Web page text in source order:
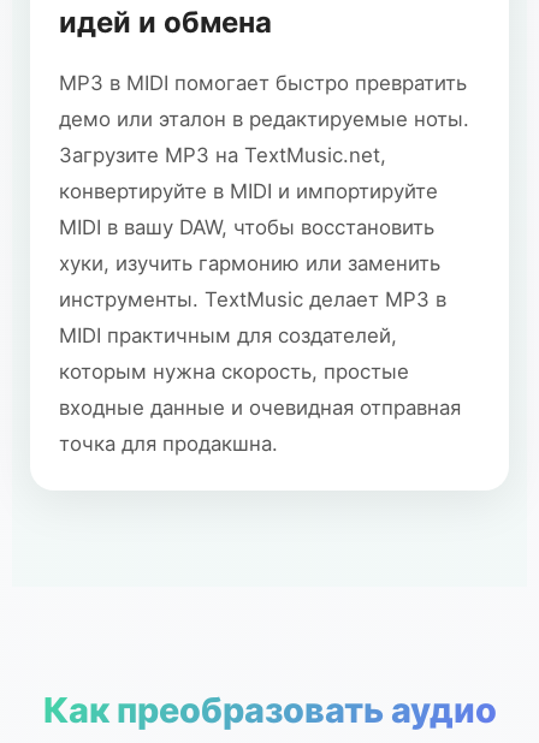
идей и обмена
MP3 в MIDI помогает быстро превратить
демо или эталон в редактируемые ноты.
Загрузите MP3 на TextMusic.net,
конвертируйте в MIDI и импортируйте
MIDI в вашу DAW, чтобы восстановить
хуки, изучить гармонию или заменить
инструменты. TextMusic делает MP3 в
MIDI практичным для создателей,
которым нужна скорость, простые
входные данные и очевидная отправная
точка для продакшна.
Как преобразовать аудио